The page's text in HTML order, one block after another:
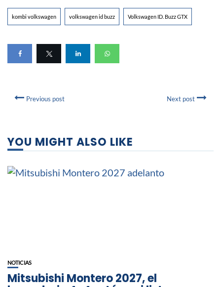
kombi volkswagen volkswagen id buzz Volkswagen ID. Buzz GTX
Previous post Next post
YOU MIGHT ALSO LIKE
NOTICIAS
Mitsubishi Montero 2027, el